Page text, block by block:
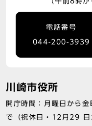
電話番号
044-200-3939
川崎市役所
開庁時間：月曜日から
で（祝休日・12月29 日